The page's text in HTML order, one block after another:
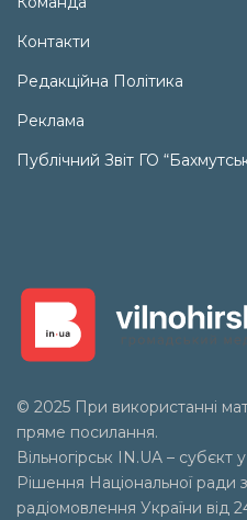
Контакти
Редакційна Політика
Реклама
Публічний Звіт ГО
© 2025 При використанні
пряме посилання.
Вільногірськ
IN.UA – субєкт
Рішення Національної ради
радіомовлення України від